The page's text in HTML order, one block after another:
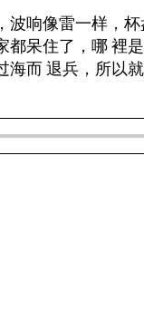
波响像雷一样，
都呆住了，哪 裡
海而 退兵，所以